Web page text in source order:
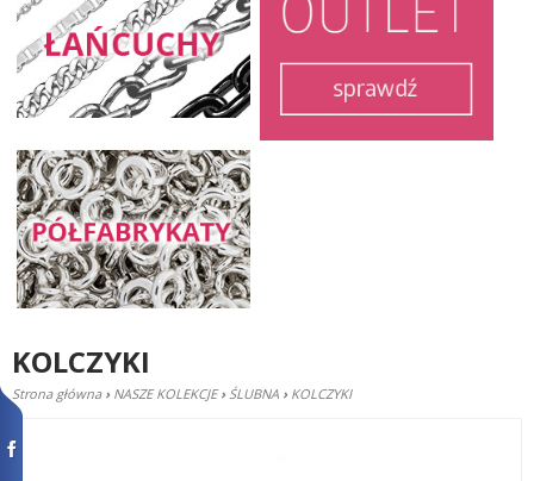
KOLCZYKI
Strona główna › NASZE KOLEKCJE › ŚLUBNA › KOLCZYKI